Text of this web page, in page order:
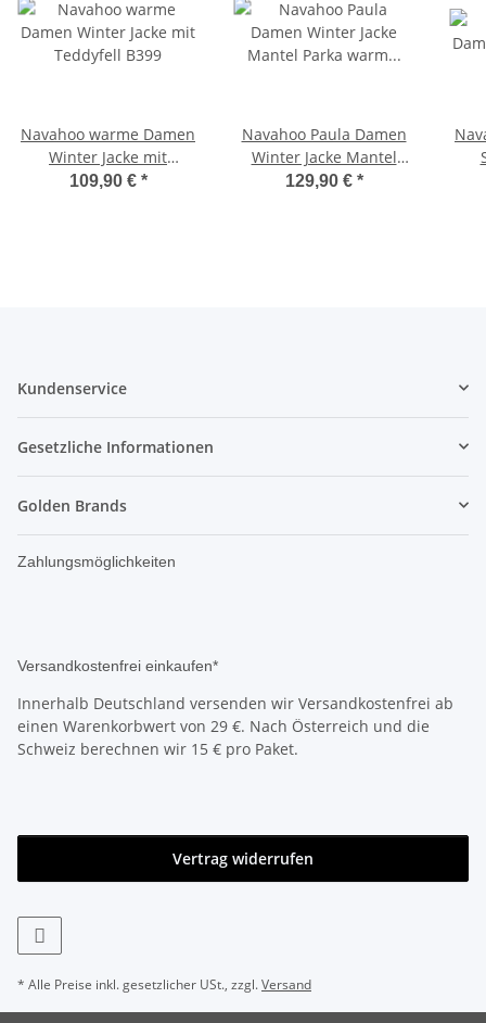
Navahoo warme Damen
Winter Jacke mit
Teddyfell B399
109,90 € *
Navahoo Paula Damen
Winter Jacke Mantel
Parka warm gefütterte
129,90 € *
Kundenservice
Gesetzliche Informationen
Golden Brands
Zahlungsmöglichkeiten
Versandkostenfrei einkaufen*
Innerhalb Deutschland versenden wir Versandkostenfrei ab
einen Warenkorbwert von 29 €. Nach Österreich und die
Schweiz berechnen wir 15 € pro Paket.
Vertrag widerrufen
* Alle Preise inkl. gesetzlicher USt., zzgl.Versand